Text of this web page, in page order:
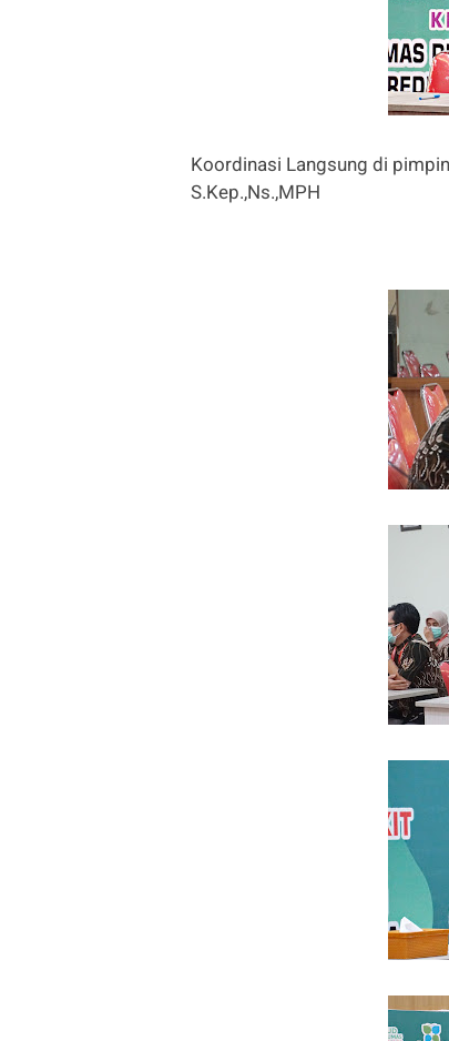
Koordinasi Langsung di
S.Kep.,Ns.,MPH